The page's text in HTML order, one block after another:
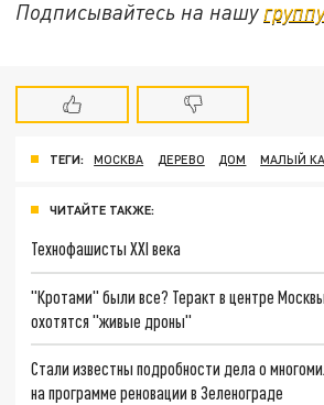
Подписывайтесь на нашу
ТЕГИ: МОСКВА ДЕРЕВО ДОМ МАЛЫЙ
ЧИТАЙТЕ ТАКЖЕ:
Технофашисты XXI века
"Кротами" были все? Теракт в центре
охотятся "живые дроны"
Стали известны подробности дела о
на программе реновации в Зеленограде